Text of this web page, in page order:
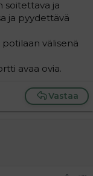
soitettava ja
ja pyydettävä
välisenä
avaa ovia.
Vastaa